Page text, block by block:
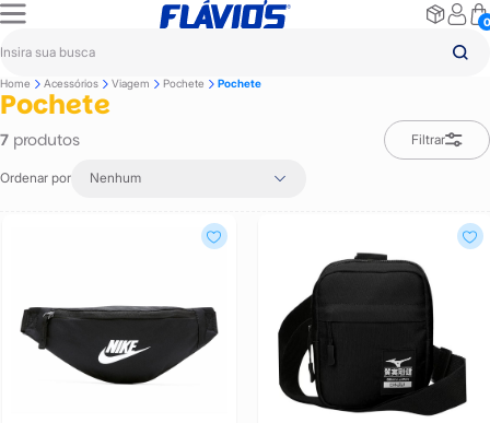
0
Home Acessórios Viagem Pochete Pochete
Pochete
7produtos Filtrar
Ordenar por Nenhum